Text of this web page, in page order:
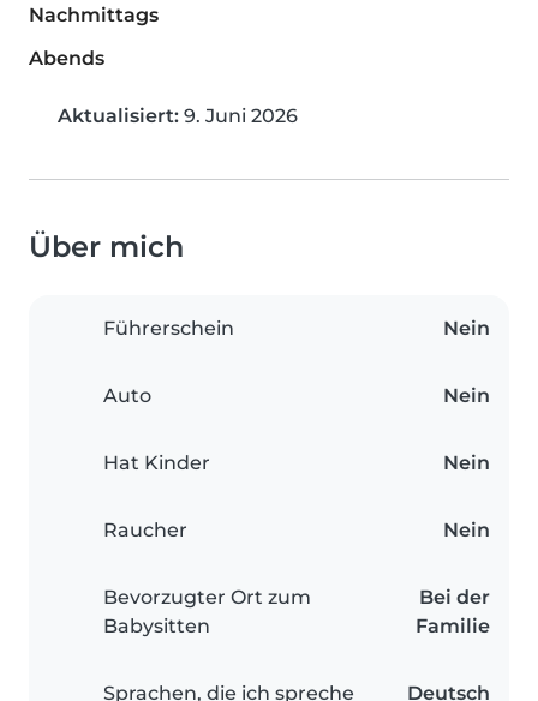
Nachmittags
Abends
Aktualisiert: 9. Juni 2026
Über mich
Führerschein Nein
Auto Nein
Hat Kinder Nein
Raucher Nein
Bevorzugter Ort zum
Babysitten
Bei der
Familie
Sprachen, die ich spreche Deutsch